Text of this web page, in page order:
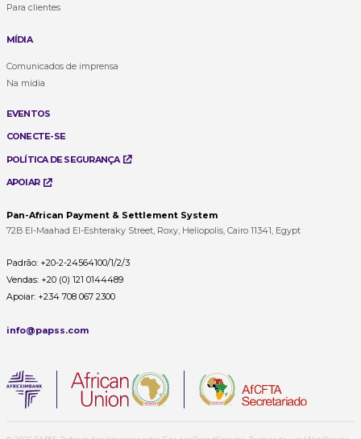
Para clientes
MÍDIA
Comunicados de imprensa
Na mídia
EVENTOS
CONECTE-SE
POLÍTICA DE SEGURANÇA
APOIAR
Pan-African Payment & Settlement System
72B El-Maahad El-Eshteraky Street, Roxy, Heliopolis, Cairo 11341, Egypt
Padrão: +20-2-24564100/1/2/3
Vendas: +20 (0) 121 0144489
Apoiar: +234 708 067 2300
info@papss.com